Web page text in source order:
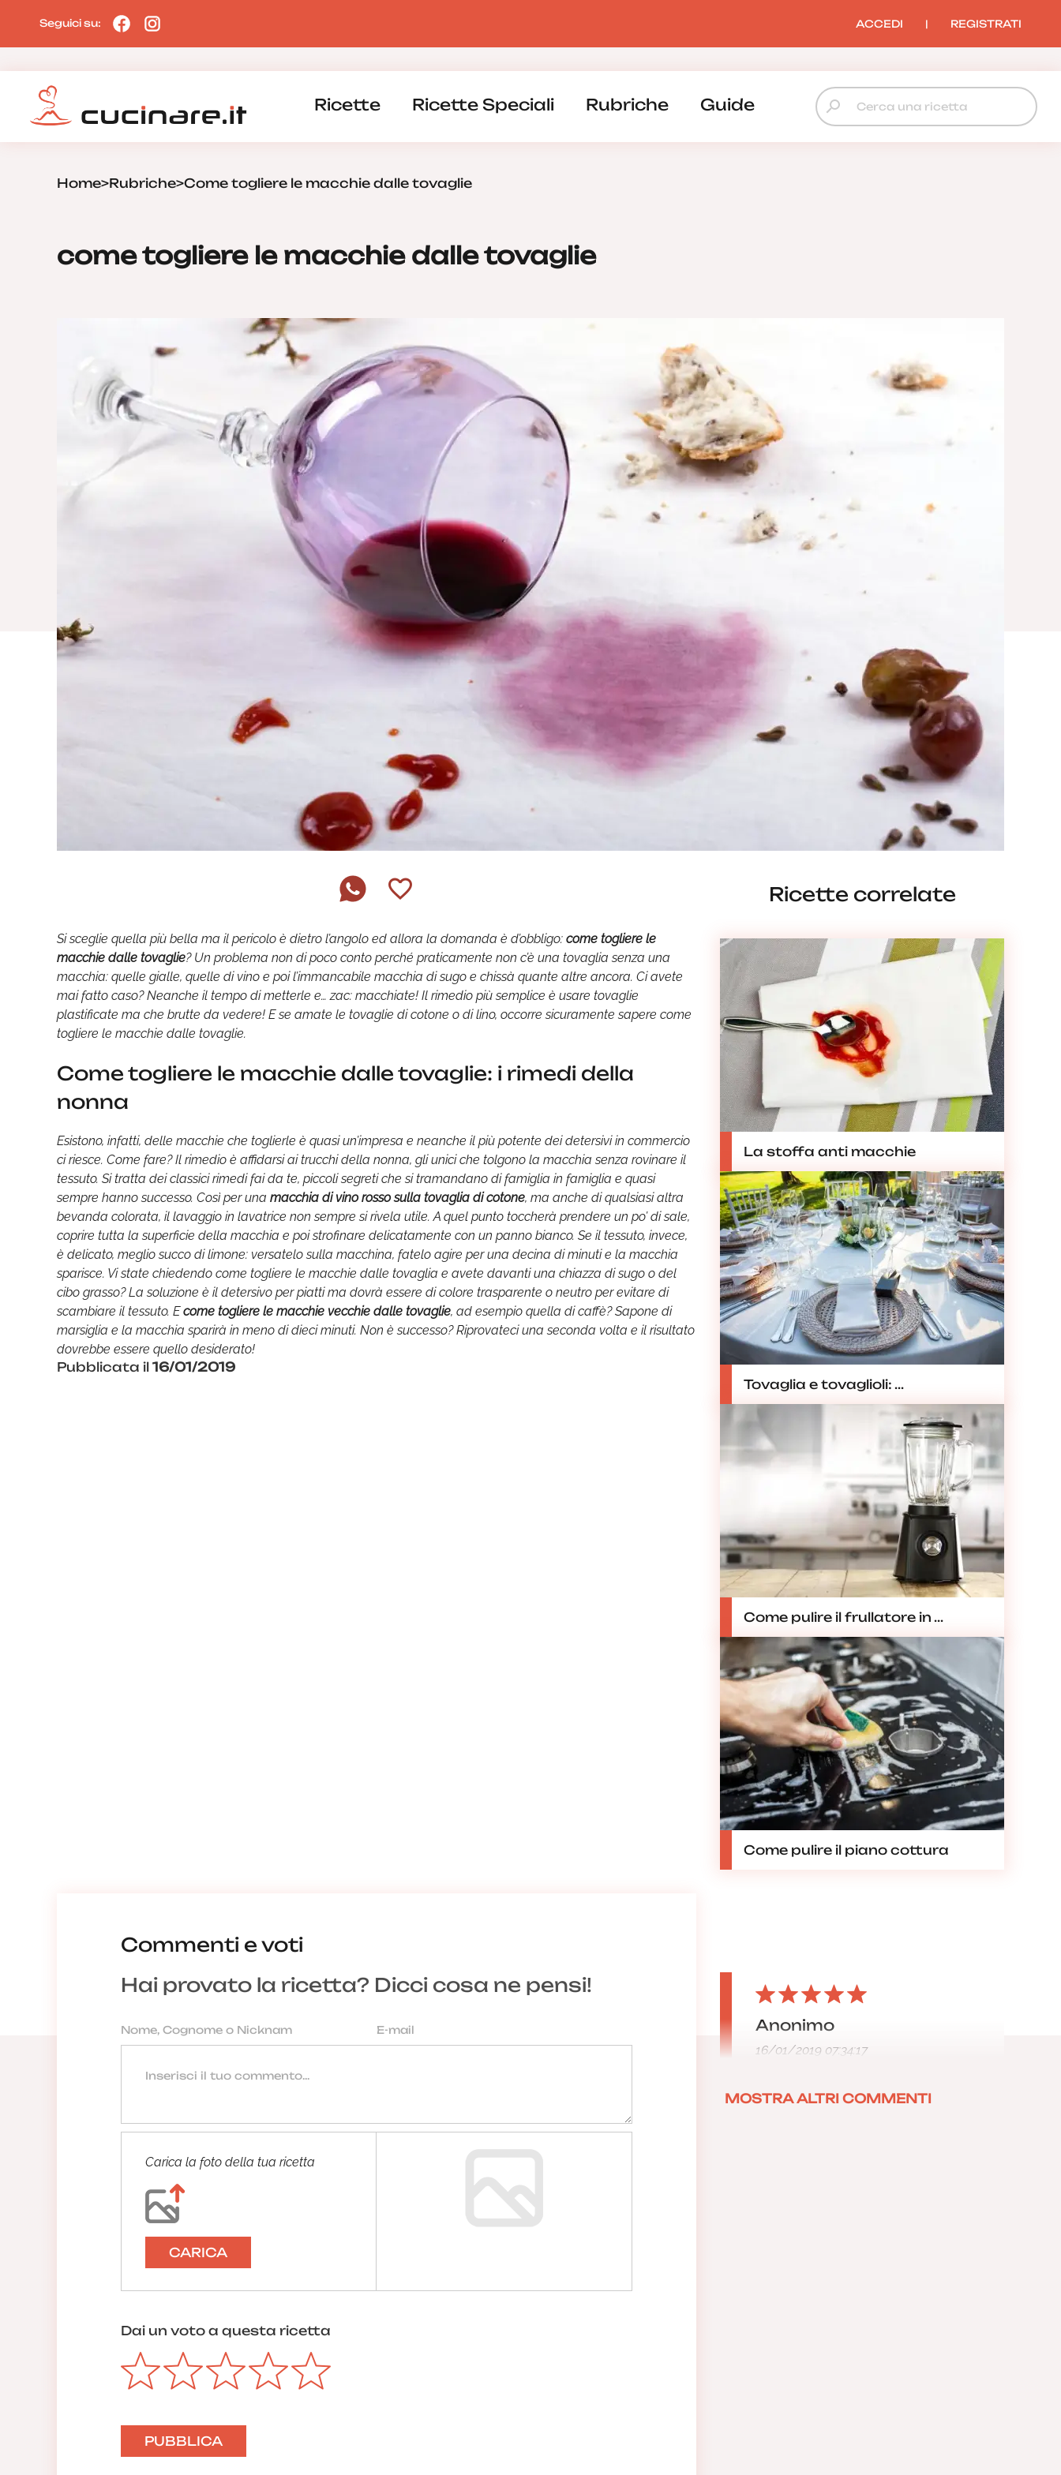
Seguici su: ACCEDI | REGISTRATI
Ricette Ricette Speciali Rubriche Guide
Home>Rubriche>Come togliere le macchie dalle tovaglie
come togliere le macchie dalle tovaglie
Si sceglie quella più bella ma il pericolo è dietro l’angolo ed allora la domanda è d’obbligo: come togliere le
macchie dalle tovaglie? Un problema non di poco conto perché praticamente non c’è una tovaglia senza una
macchia: quelle gialle, quelle di vino e poi l’immancabile macchia di sugo e chissà quante altre ancora. Ci avete
mai fatto caso? Neanche il tempo di metterle e… zac: macchiate! Il rimedio più semplice è usare tovaglie
plastificate ma che brutte da vedere! E se amate le tovaglie di cotone o di lino, occorre sicuramente sapere come
togliere le macchie dalle tovaglie.
Come togliere le macchie dalle tovaglie: i rimedi della
nonna
Esistono, infatti, delle macchie che toglierle è quasi un’impresa e neanche il più potente dei detersivi in commercio
ci riesce. Come fare? Il rimedio è affidarsi ai trucchi della nonna, gli unici che tolgono la macchia senza rovinare il
tessuto. Si tratta dei classici rimedi fai da te, piccoli segreti che si tramandano di famiglia in famiglia e quasi
sempre hanno successo. Così per una macchia di vino rosso sulla tovaglia di cotone, ma anche di qualsiasi altra
bevanda colorata, il lavaggio in lavatrice non sempre si rivela utile. A quel punto toccherà prendere un po’ di sale,
coprire tutta la superficie della macchia e poi strofinare delicatamente con un panno bianco. Se il tessuto, invece,
è delicato, meglio succo di limone: versatelo sulla macchina, fatelo agire per una decina di minuti e la macchia
sparisce. Vi state chiedendo come togliere le macchie dalle tovaglia e avete davanti una chiazza di sugo o del
cibo grasso? La soluzione è il detersivo per piatti ma dovrà essere di colore trasparente o neutro per evitare di
scambiare il tessuto. Ecome togliere le macchie vecchie dalle tovaglie, ad esempio quella di caffè? Sapone di
marsiglia e la macchia sparirà in meno di dieci minuti. Non è successo? Riprovateci una seconda volta e il risultato
dovrebbe essere quello desiderato!
Pubblicata il 16/01/2019
Ricette correlate
La stoffa anti macchie
Tovaglia e tovaglioli: ...
Come pulire il frullatore in ...
Come pulire il piano cottura
Commenti e voti
Hai provato la ricetta? Dicci cosa ne pensi!
Carica la foto della tua ricetta
CARICA
Dai un voto a questa ricetta
Anonimo
16/01/2019 07:34:17
MOSTRA ALTRI COMMENTI